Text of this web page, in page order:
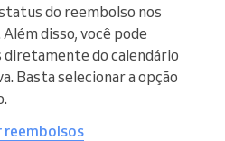
do reembolso nos
disso, você pode
do calendário
Basta selecionar a opção
reembolsos